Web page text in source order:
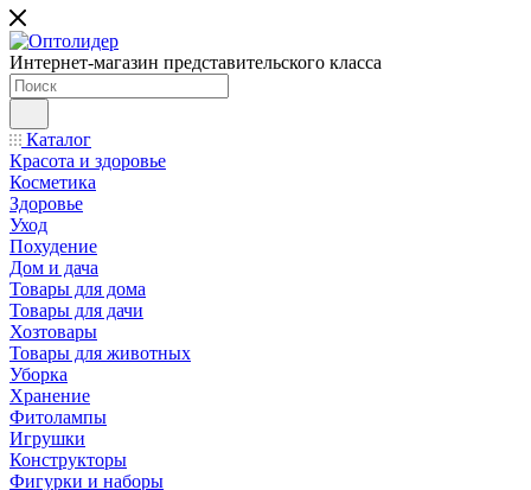
Интернет-магазин представительского класса
Каталог
Красота и здоровье
Косметика
Здоровье
Уход
Похудение
Дом и дача
Товары для дома
Товары для дачи
Хозтовары
Товары для животных
Уборка
Хранение
Фитолампы
Игрушки
Конструкторы
Фигурки и наборы